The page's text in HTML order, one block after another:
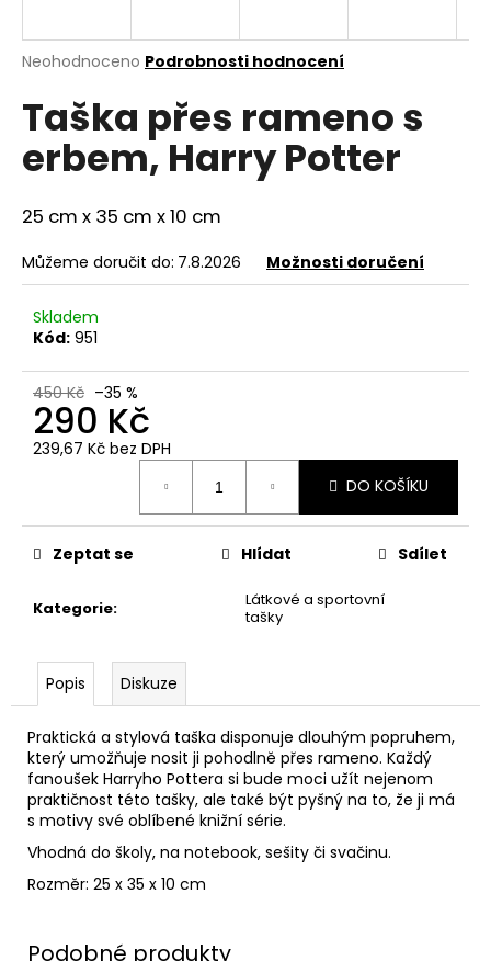
Průměrné
produktu
z
hvězdiček.
Neohodnoceno Podrobnosti hodnocení
Taška přes rameno s
erbem, Harry Potter
25 cm x 35 cm x 10 cm
Můžeme doručit do: 7.8.2026 Možnosti doručení
Skladem
Kód: 951
450 Kč –35 %
290 Kč
239,67 Kč bez DPH
DO KOŠÍKU
Kategorie:
Látkové a sportovní
tašky
Zeptat se Hlídat Sdílet
Popis Diskuze
Praktická a stylová taška disponuje dlouhým popruhem,
který umožňuje nosit ji pohodlně přes rameno. Každý
fanoušek Harryho Pottera si bude moci užít nejenom
praktičnost této tašky, ale také být pyšný na to, že ji má
s motivy své oblíbené knižní série.
Vhodná do školy, na notebook, sešity či svačinu.
Rozměr: 25 x 35 x 10 cm
j
t
?
HLEDAT
D
o
p
o
u
e
e
TAJEMNÝ
BALÍČEK
PŘÍČNÉ
ULICE
399
Kč
Původně:
499
Kč